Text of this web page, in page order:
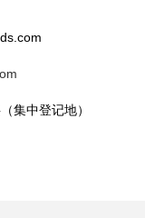
集中登记地）